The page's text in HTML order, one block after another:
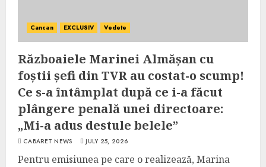
Cancan EXCLUSIV Vedete
Războaiele Marinei Almășan cu
foștii șefi din TVR au costat-o scump!
Ce s-a întâmplat după ce i-a făcut
plângere penală unei directoare:
„Mi-a adus destule belele”
CABARET NEWS JULY 25, 2026
Pentru emisiunea pe care o realizează, Marina